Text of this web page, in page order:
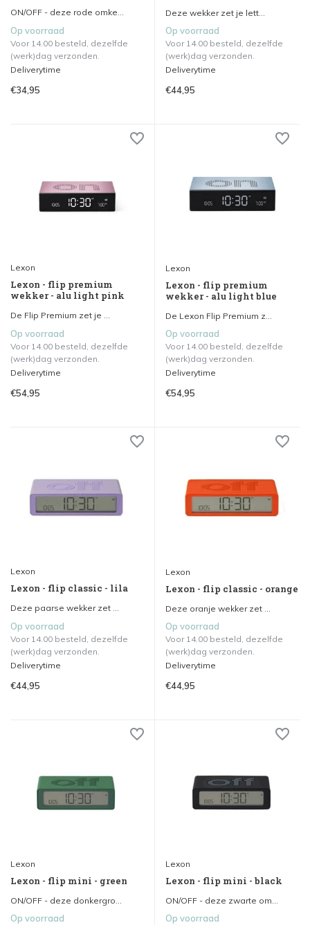
ON/OFF - deze rode omke...
Op voorraad
Voor 14.00 besteld, dezelfde
(werk)dag verzonden.
Deliverytime
€34,95
Deze wekker zet je lett...
Op voorraad
Voor 14.00 besteld, dezelfde
(werk)dag verzonden.
Deliverytime
€44,95
Lexon
Lexon - flip premium
wekker - alu light pink
De Flip Premium zet je ...
Op voorraad
Voor 14.00 besteld, dezelfde
(werk)dag verzonden.
Deliverytime
€54,95
Lexon
Lexon - flip premium
wekker - alu light blue
De Lexon Flip Premium z...
Op voorraad
Voor 14.00 besteld, dezelfde
(werk)dag verzonden.
Deliverytime
€54,95
Lexon
Lexon - flip classic - lila
Deze paarse wekker zet ...
Op voorraad
Voor 14.00 besteld, dezelfde
(werk)dag verzonden.
Deliverytime
€44,95
Lexon
Lexon - flip classic - orange
Deze oranje wekker zet ...
Op voorraad
Voor 14.00 besteld, dezelfde
(werk)dag verzonden.
Deliverytime
€44,95
Lexon
Lexon - flip mini - green
ON/OFF - deze donkergro...
Op voorraad
Lexon
Lexon - flip mini - black
ON/OFF - deze zwarte om...
Op voorraad